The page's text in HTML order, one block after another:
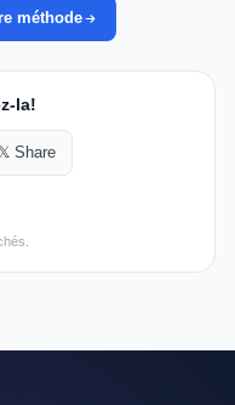
méthode
la!
𝕏 Share